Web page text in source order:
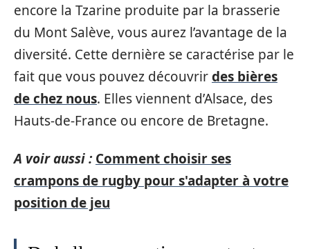
encore la Tzarine produite par la brasserie
du Mont Salève, vous aurez l’avantage de la
diversité. Cette dernière se caractérise par le
fait que vous pouvez découvrirdes bières
de chez nous. Elles viennent d’Alsace, des
Hauts-de-France ou encore de Bretagne.
A voir aussi : Comment choisir ses
crampons de rugby pour s'adapter à votre
position de jeu